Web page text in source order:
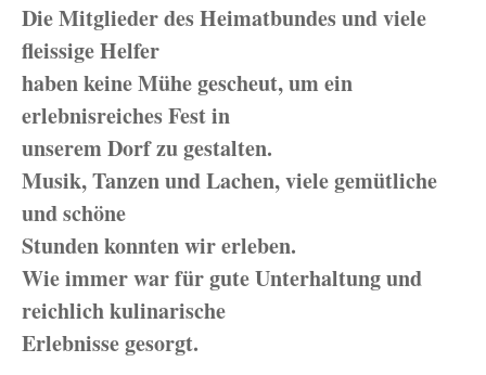
Die Mitglieder des Heimatbundes und viele
fleissige Helfer
haben keine Mühe gescheut, um ein
erlebnisreiches Fest in
unserem Dorf zu gestalten.
Musik, Tanzen und Lachen, viele gemütliche
und schöne
Stunden konnten wir erleben.
Wie immer war für gute Unterhaltung und
reichlich kulinarische
Erlebnisse gesorgt.